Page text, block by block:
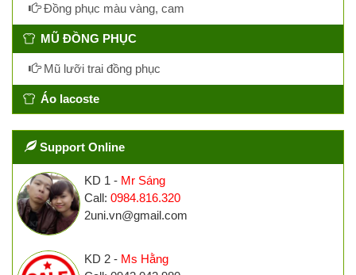
Đồng phục màu vàng, cam
MŨ ĐỒNG PHỤC
Mũ lưỡi trai đồng phục
Áo lacoste
Support Online
KD 1 - Mr Sáng
Call: 0984.816.320
2uni.vn@gmail.com
KD 2 - Ms Hằng